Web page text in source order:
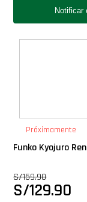
Próximamente
Funko Kyojuro
S/159.90
S/129.90